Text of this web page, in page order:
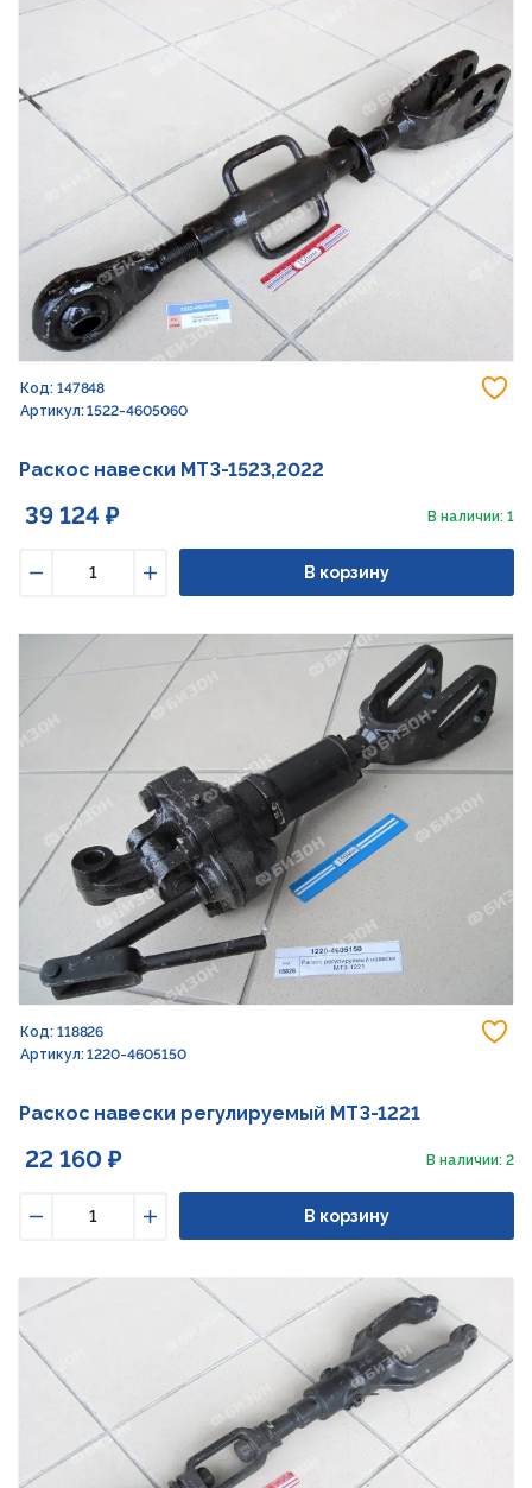
Код: 147848
Артикул: 1522-4605060
Раскос навески МТЗ-1523,2022
39 124 ₽ В наличии: 1
Увеличить
В корзину
Код: 118826
Артикул: 1220-4605150
Раскос навески регулируемый МТЗ-1221
22 160 ₽ В наличии: 2
Увеличить
В корзину